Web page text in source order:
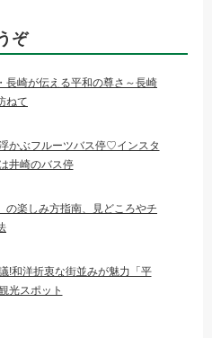
ぞ
長崎が伝える平和の尊さ～長崎
ねて
かぶフルーツバス停♡インスタ
井崎のバス停
の楽しみ方指南、見どころやチ
!和洋折衷な街並みが魅力「平
光スポット